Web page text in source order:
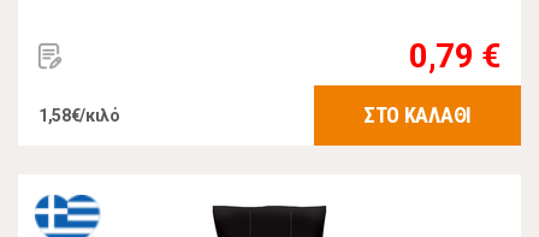
0,79 €
1,58€/κιλό ΣΤΟ ΚΑΛΑΘΙ